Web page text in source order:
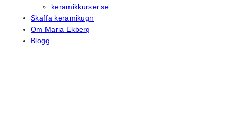
keramikkurser.se
Skaffa keramikugn
Om Maria Ekberg
Blogg